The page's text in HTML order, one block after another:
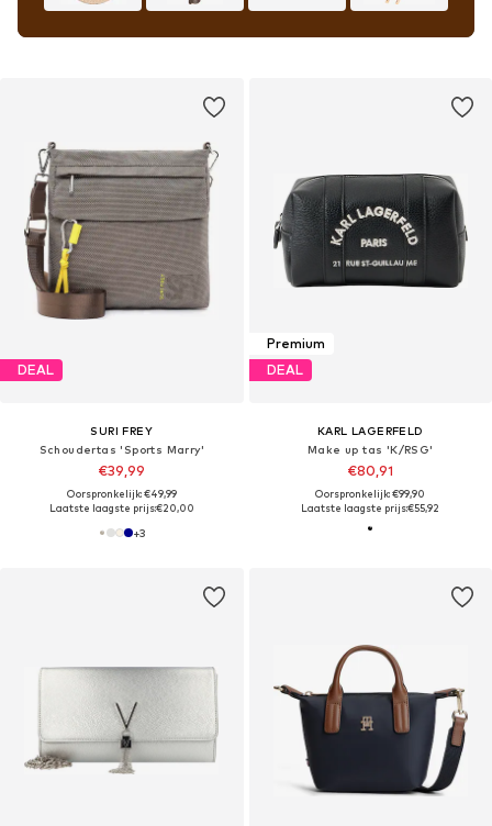
DEAL
SURI FREY
Schoudertas 'Sports Marry'
€39,99
Oorspronkelijk: €49,99
Laatste laagste prijs:€20,00
+3
Premium
DEAL
KARL LAGERFELD
Make up tas 'K/RSG'
€80,91
Oorspronkelijk: €99,90
Laatste laagste prijs:€55,92